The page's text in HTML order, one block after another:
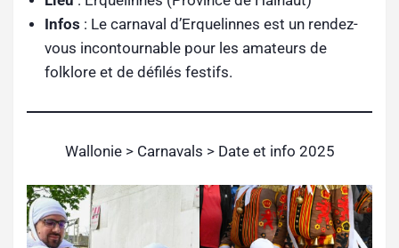
Infos : Le carnaval d’Erquelinnes est un rendez-
vous incontournable pour les amateurs de
folklore et de défilés festifs.
Wallonie > Carnavals > Date et info 2025